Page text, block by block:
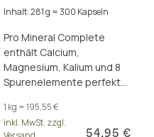
Inhalt: 281 g = 300 Kapseln
Pro Mineral Complete
enthält Calcium,
Magnesium, Kalium und 8
Spurenelemente perfekt
17 hervorragend
bioverfügbare Formen.
1 kg = 195,55 €
inkl. MwSt. zzgl.
54,95 €